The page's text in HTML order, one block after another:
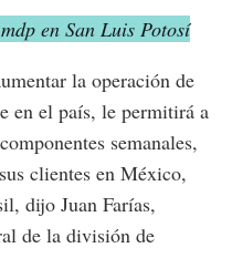
en San Luis Potosí
la operación de
en el país, le permitirá a
semanales,
clientes en México,
dijo Juan Farías,
de la división de